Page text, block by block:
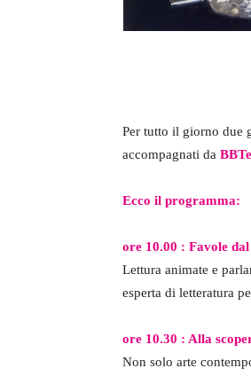
Per tutto il giorno due
accompagnati da BBTe
Ecco il programma:
ore 10.00 : Favole dal
Lettura animate e
esperta di letteratura
ore 10.30 : Alla
Non solo arte